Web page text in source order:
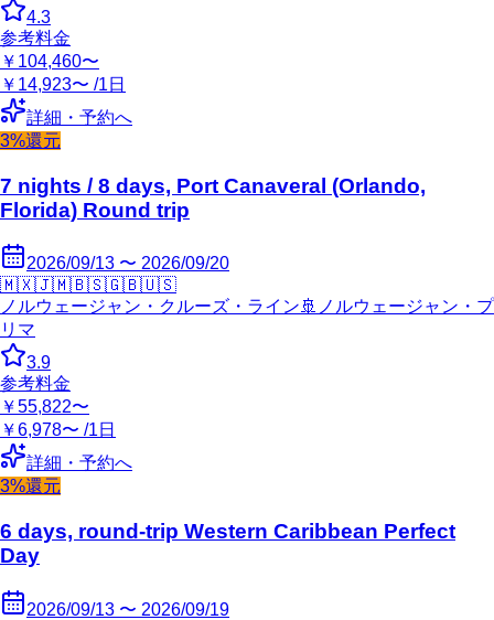
4.3
参考料金
￥104,460〜
￥14,923〜 /1日
詳細・予約へ
3%還元
7 nights / 8 days, Port Canaveral (Orlando,
Florida) Round trip
2026/09/13 〜 2026/09/20
🇲🇽🇯🇲🇧🇸🇬🇧🇺🇸
ノルウェージャン・クルーズ・ライン🚢 ノルウェージャン・プ
リマ
3.9
参考料金
￥55,822〜
￥6,978〜 /1日
詳細・予約へ
3%還元
6 days, round-trip Western Caribbean Perfect
Day
2026/09/13 〜 2026/09/19